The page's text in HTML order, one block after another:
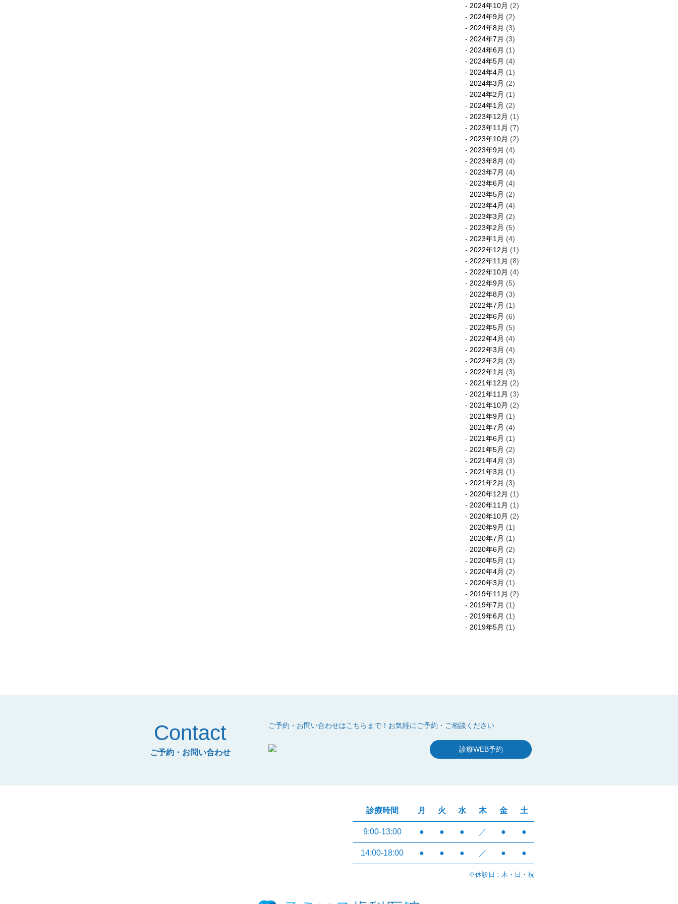
2024年10月 (2)
2024年9月 (2)
2024年8月 (3)
2024年7月 (3)
2024年6月 (1)
2024年5月 (4)
2024年4月 (1)
2024年3月 (2)
2024年2月 (1)
2024年1月 (2)
2023年12月 (1)
2023年11月 (7)
2023年10月 (2)
2023年9月 (4)
2023年8月 (4)
2023年7月 (4)
2023年6月 (4)
2023年5月 (2)
2023年4月 (4)
2023年3月 (2)
2023年2月 (5)
2023年1月 (4)
2022年12月 (1)
2022年11月 (8)
2022年10月 (4)
2022年9月 (5)
2022年8月 (3)
2022年7月 (1)
2022年6月 (6)
2022年5月 (5)
2022年4月 (4)
2022年3月 (4)
2022年2月 (3)
2022年1月 (3)
2021年12月 (2)
2021年11月 (3)
2021年10月 (2)
2021年9月 (1)
2021年7月 (4)
2021年6月 (1)
2021年5月 (2)
2021年4月 (3)
2021年3月 (1)
2021年2月 (3)
2020年12月 (1)
2020年11月 (1)
2020年10月 (2)
2020年9月 (1)
2020年7月 (1)
2020年6月 (2)
2020年5月 (1)
2020年4月 (2)
2020年3月 (1)
2019年11月 (2)
2019年7月 (1)
2019年6月 (1)
2019年5月 (1)
Contact
ご予約・お問い合わせ
ご予約・お問い合わせはこちらまで！ お気軽にご予約・ご相談ください
診療WEB予約
診療時間 月 火 水 木 金 土
9:00-13:00 ● ● ● ／ ● ●
14:00-18:00 ● ● ● ／ ● ●
※休診日：木・日・祝